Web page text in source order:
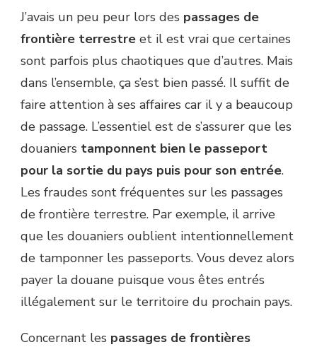
J’avais un peu peur lors des passages de
frontière terrestre et il est vrai que certaines
sont parfois plus chaotiques que d’autres. Mais
dans l’ensemble, ça s’est bien passé. Il suffit de
faire attention à ses affaires car il y a beaucoup
de passage. L’essentiel est de s’assurer que les
douaniers tamponnent bien le passeport
pour la sortie du pays puis pour son entrée.
Les fraudes sont fréquentes sur les passages
de frontière terrestre. Par exemple, il arrive
que les douaniers oublient intentionnellement
de tamponner les passeports. Vous devez alors
payer la douane puisque vous êtes entrés
illégalement sur le territoire du prochain pays.
Concernant les passages de frontières